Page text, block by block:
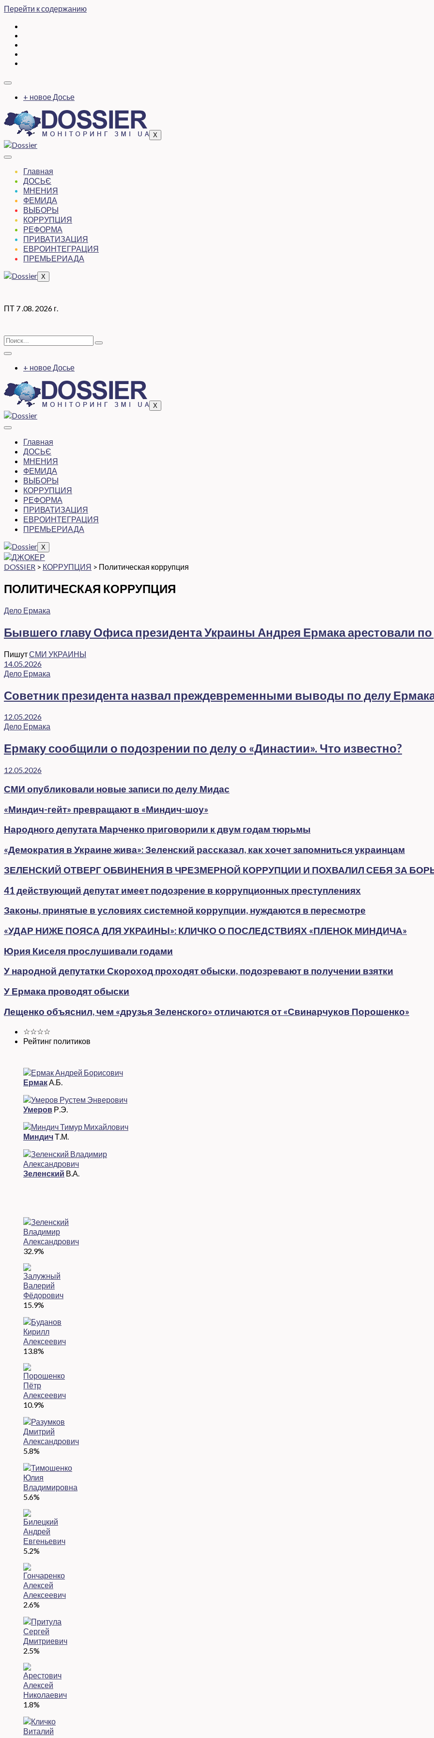
Перейти к содержанию
+ новое Досье
X
Главная
ДОСЬЄ
МНЕНИЯ
ФЕМИДА
ВЫБОРЫ
КОРРУПЦИЯ
РЕФОРМА
ПРИВАТИЗАЦИЯ
ЕВРОИНТЕГРАЦИЯ
ПРЕМЬЕРИАДА
X
ПТ 7 .08. 2026 г.
+ новое Досье
X
Главная
ДОСЬЄ
МНЕНИЯ
ФЕМИДА
ВЫБОРЫ
КОРРУПЦИЯ
РЕФОРМА
ПРИВАТИЗАЦИЯ
ЕВРОИНТЕГРАЦИЯ
ПРЕМЬЕРИАДА
X
DOSSIER > КОРРУПЦИЯ > Политическая коррупция
ПОЛИТИЧЕСКАЯ КОРРУПЦИЯ
Дело Ермака
Бывшего главу Офиса президента Украины Андрея Ермака арестовали
ПишутСМИ УКРАИНЫ
14.05.2026
Дело Ермака
Советник президента назвал преждевременными выводы по делу
12.05.2026
Дело Ермака
Ермаку сообщили о подозрении по делу о «Династии». Что известно?
12.05.2026
СМИ опубликовали новые записи по делу Мидас
«Миндич-гейт» превращают в «Миндич-шоу»
Народного депутата Марченко приговорили к двум годам тюрьмы
«Демократия в Украине жива»: Зеленский рассказал, как хочет запомниться украинцам
ЗЕЛЕНСКИЙ ОТВЕРГ ОБВИНЕНИЯ В ЧРЕЗМЕРНОЙ КОРРУПЦИИ И ПОХВАЛИЛ СЕБЯ ЗА
41 действующий депутат имеет подозрение в коррупционных преступлениях
Законы, принятые в условиях системной коррупции, нуждаются в пересмотре
«УДАР НИЖЕ ПОЯСА ДЛЯ УКРАИНЫ»: КЛИЧКО О ПОСЛЕДСТВИЯХ «ПЛЕНОК МИНДИЧА»
Юрия Киселя прослушивали годами
У народной депутатки Скороход проходят обыски, подозревают в получении взятки
У Ермака проводят обыски
Лещенко объяснил, чем «друзья Зеленского» отличаются от «Свинарчуков Порошенко»
☆☆☆☆
Рейтинг политиков
Ермак А.Б.
Умеров Р.Э.
МиндичТ.М.
Зеленский В.А.
32.9%
15.9%
13.8%
10.9%
5.8%
5.6%
5.2%
2.6%
2.5%
1.8%